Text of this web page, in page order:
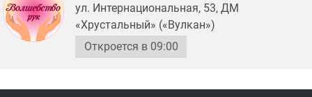
ул. Интернациональная, 53, ДМ
«Хрустальный» («Вулкан»)
Откроется в 09:00